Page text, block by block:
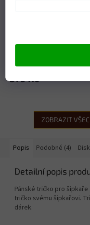
379 Kč
ZOBRAZIT
Popis Podobné (4)
Detailní popis
Pánské tričko pro šipkaře
tričko svému šipkařovi.
dárek.